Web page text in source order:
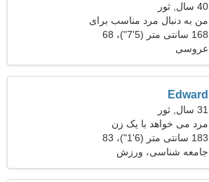
40 سال, ثور
من به دنبال مرد مناسب برای
زندگی هستم
168 سانتی متر (5'7")، 68
کیلوگرم (149 پوند)
عروسی
Edward
31 سال, ثور
مرد می خواهد با یک زن
ملاقات کند
183 سانتی متر (6'1")، 83
کیلوگرم (182 پوند)
جامعه شناسی، ورزش
اسکیت بورد